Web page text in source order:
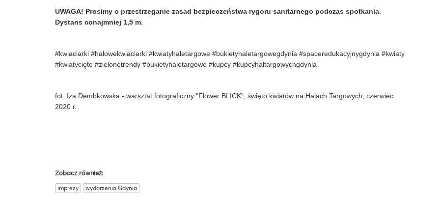
UWAGA! Prosimy o przestrzeganie zasad bezpieczeństwa rygoru sanitarnego podczas spotkania.
Dystans conajmniej 1,5 m.
#kwiaciarki #halowekwiaciarki #kwiatyhaletargowe #bukietyhaletargowegdynia #spaceredukacyjnygdynia #kwiaty
#kwiatycięte #zielonetrendy #bukietyhaletargowe #kupcy #kupcyhaltargowychgdynia
fot. Iza Dembkowska - warsztat fotograficzny "Flower BLICK", święto kwiatów na Halach Targowych, czerwiec
2020 r.
Zobacz również:
imprezy wydarzenia Gdynia